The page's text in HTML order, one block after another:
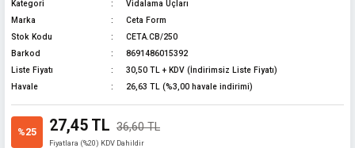
Kategori
Vidalama Uçları
Marka
Ceta Form
Stok Kodu
CETA.CB/250
Barkod
8691486015392
Liste Fiyatı
30,50 TL + KDV (İndirimsiz Liste Fiyatı)
Havale
26,63 TL (%3,00 havale indirimi)
%25 27,45 TL 36,60 TL
Fiyatlara (%20) KDV Dahildir